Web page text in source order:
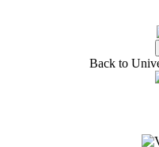
Back to